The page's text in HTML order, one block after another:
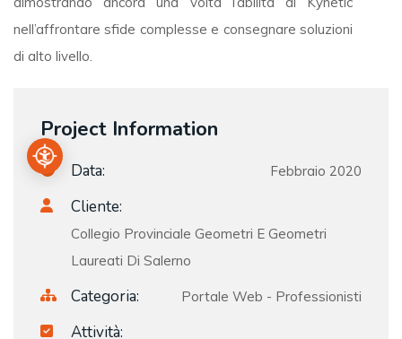
nell’affrontare sfide complesse e consegnare soluzioni
di alto livello.
Project Information
Data: Febbraio 2020
Cliente:
Collegio Provinciale Geometri E Geometri
Laureati Di Salerno
Categoria: Portale Web - Professionisti
Attività: